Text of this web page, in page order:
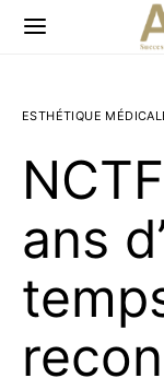
ESTHÉTIQUE
ans